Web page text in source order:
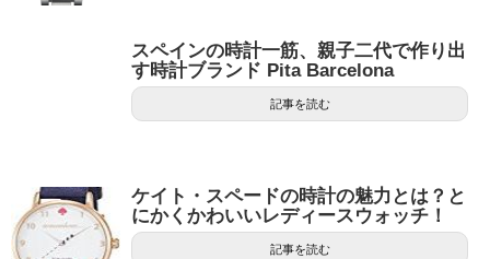
スペインの時計一筋、親子二代で作り出
す時計ブランド Pita Barcelona
記事を読む
ケイト・スペードの時計の魅力とは？と
にかくかわいいレディースウォッチ！
記事を読む